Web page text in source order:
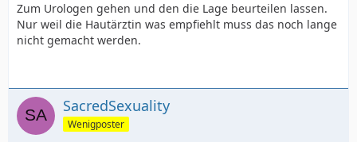
Zum Urologen gehen und den die Lage beurteilen lassen.
Nur weil die Hautärztin was empfiehlt muss das noch lange
nicht gemacht werden.
SacredSexuality
Wenigposter